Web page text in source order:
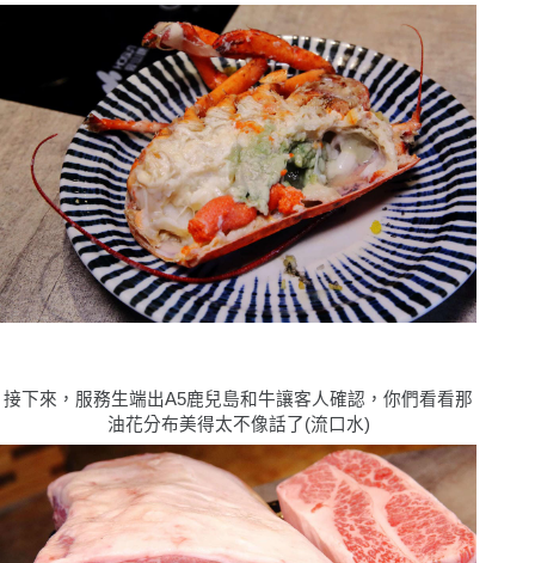
接下來，服務生端出A5鹿兒島和牛讓客人確認，你們看看那
油花分布美得太不像話了(流口水)